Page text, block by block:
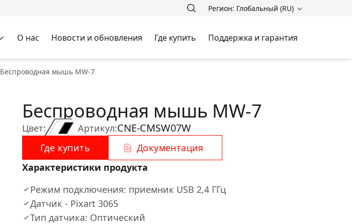
Регион: Глобальный (RU)
О нас Новости и обновления Где купить Поддержка и гарантия
Беспроводная мышь MW-7
Цвет:
Беспроводная мышь MW-7
Артикул:CNE-CMSW07W
Где купить
Документация
Характеристики продукта
Режим подключения: приемник USB 2,4 ГГц
Датчик - Pixart 3065
Тип датчика: Оптический